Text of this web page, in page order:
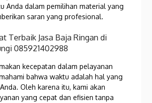
Anda dalam pemilihan material yang
saran yang profesional.
Terbaik Jasa Baja Ringan di
085921402988
kecepatan dalam pelayanan
bahwa waktu adalah hal yang
Oleh karena itu, kami akan
yang cepat dan efisien tanpa